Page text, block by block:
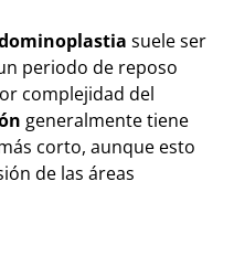
suele ser
periodo de reposo
complejidad del
generalmente tiene
corto, aunque esto
de las áreas